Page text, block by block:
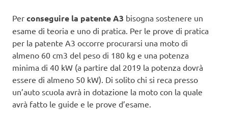
Per conseguire la patente A3 bisogna sostenere un
esame di teoria e uno di pratica. Per le prove di pratica
per la patente A3 occorre procurarsi una moto di
almeno 60 cm3 del peso di 180 kg e una potenza
minima di 40 kW (a partire dal 2019 la potenza dovrà
essere di almeno 50 kW). Di solito chi si reca presso
un’auto scuola avrà in dotazione la moto con la quale
avrà fatto le guide e le prove d’esame.